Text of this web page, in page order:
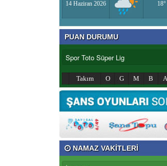
14 Haziran 2026 18°
PUAN DURUMU
Takım O G M B A
NAMAZ VAKİTLERİ